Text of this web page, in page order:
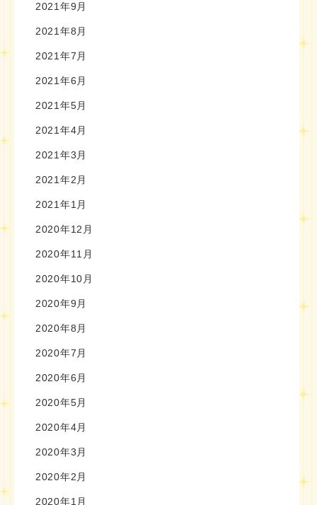
2021年9月
2021年8月
2021年7月
2021年6月
2021年5月
2021年4月
2021年3月
2021年2月
2021年1月
2020年12月
2020年11月
2020年10月
2020年9月
2020年8月
2020年7月
2020年6月
2020年5月
2020年4月
2020年3月
2020年2月
2020年1月